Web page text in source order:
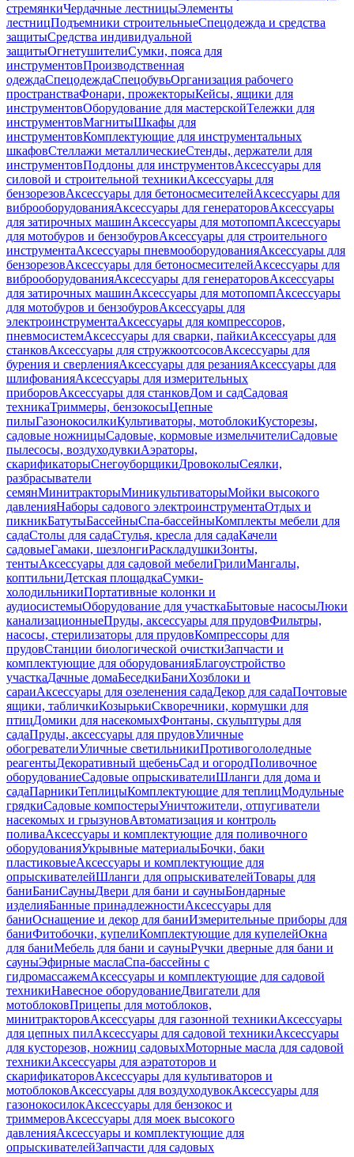
стремянкиЧердачные лестницыЭлементы
лестницПодъемники строительныеСпецодежда и средства
защитыСредства индивидуальной
защитыОгнетушителиСумки, пояса для
инструментовПроизводственная
одеждаСпецодеждаСпецобувьОрганизация рабочего
пространстваФонари, прожекторыКейсы, ящики для
инструментовОборудование для мастерскойТележки для
инструментовМагнитыШкафы для
инструментовКомплектующие для инструментальных
шкафовСтеллажи металлическиеСтенды, держатели для
инструментовПоддоны для инструментовАксессуары для
силовой и строительной техникиАксессуары для
бензорезовАксессуары для бетоносмесителейАксессуары для
виброоборудованияАксессуары для генераторовАксессуары
для затирочных машинАксессуары для мотопомпАксессуары
для мотобуров и бензобуровАксессуары для строительного
инструментаАксессуары пневмооборудованияАксессуары для
бензорезовАксессуары для бетоносмесителейАксессуары для
виброоборудованияАксессуары для генераторовАксессуары
для затирочных машинАксессуары для мотопомпАксессуары
для мотобуров и бензобуровАксессуары для
электроинструментаАксессуары для компрессоров,
пневмосистемАксессуары для сварки, пайкиАксессуары для
станковАксессуары для стружкоотсосовАксессуары для
бурения и сверленияАксессуары для резанияАксессуары для
шлифованияАксессуары для измерительных
приборовАксессуары для станковДом и садСадовая
техникаТриммеры, бензокосыЦепные
пилыГазонокосилкиКультиваторы, мотоблокиКусторезы,
садовые ножницыСадовые, кормовые измельчителиСадовые
пылесосы, воздуходувкиАэраторы,
скарификаторыСнегоуборщикиДровоколыСеялки,
разбрасыватели
семянМинитракторыМиникультиваторыМойки высокого
давленияНаборы садового электроинструментаОтдых и
пикникБатутыБассейныСпа-бассейныКомплекты мебели для
садаСтолы для садаСтулья, кресла для садаКачели
садовыеГамаки, шезлонгиРаскладушкиЗонты,
тентыАксессуары для садовой мебелиГрилиМангалы,
коптильниДетская площадкаСумки-
холодильникиПортативные колонки и
аудиосистемыОборудование для участкаБытовые насосыЛюки
канализационныеПруды, аксессуары для прудовФильтры,
насосы, стерилизаторы для прудовКомпрессоры для
прудовСтанции биологической очисткиЗапчасти и
комплектующие для оборудованияБлагоустройство
участкаДачные домаБеседкиБаниХозблоки и
сараиАксессуары для озеленения садаДекор для садаПочтовые
ящики, табличкиКозырькиСкворечники, кормушки для
птицДомики для насекомыхФонтаны, скульптуры для
садаПруды, аксессуары для прудовУличные
обогревателиУличные светильникиПротивогололедные
реагентыДекоративный щебеньСад и огородПоливочное
оборудованиеСадовые опрыскивателиШланги для дома и
садаПарникиТеплицыКомплектующие для теплицМодульные
грядкиСадовые компостерыУничтожители, отпугиватели
насекомых и грызуновАвтоматизация и контроль
поливаАксессуары и комплектующие для поливочного
оборудованияУкрывные материалыБочки, баки
пластиковыеАксессуары и комплектующие для
опрыскивателейШланги для опрыскивателейТовары для
баниБаниСауныДвери для бани и сауныБондарные
изделияБанные принадлежностиАксессуары для
баниОснащение и декор для баниИзмерительные приборы для
баниФитобочки, купелиКомплектующие для купелейОкна
для баниМебель для бани и сауныРучки дверные для бани и
сауныЭфирные маслаСпа-бассейны с
гидромассажемАксессуары и комплектующие для садовой
техникиНавесное оборудованиеДвигатели для
мотоблоковПрицепы для мотоблоков,
минитракторовАксессуары для газонной техникиАксессуары
для цепных пилАксессуары для садовой техникиАксессуары
для кусторезов, ножниц садовыхМоторные масла для садовой
техникиАксессуары для аэратоторов и
скарификаторовАксессуары для культиваторов и
мотоблоковАксессуары для воздуходувокАксессуары для
газонокосилокАксессуары для бензокос и
триммеровАксессуары для моек высокого
давленияАксессуары и комплектующие для
опрыскивателейЗапчасти для садовых